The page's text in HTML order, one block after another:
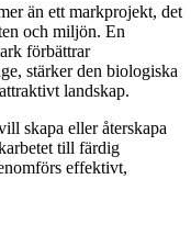
än ett markprojekt, det
och miljön. En
förbättrar
stärker den biologiska
landskap.
skapa eller återskapa
till färdig
effektivt,